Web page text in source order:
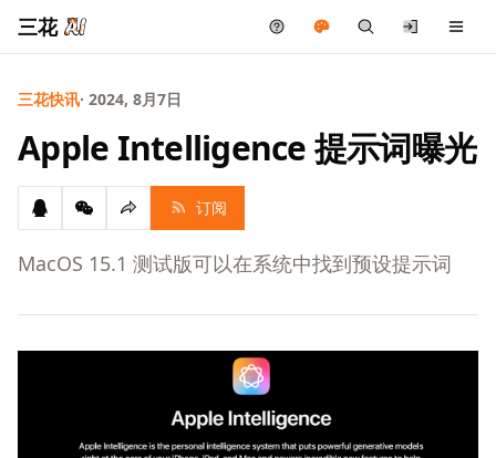
三花
三花快讯· 2024, 8月7日
Apple Intelligence 提示词曝光
订阅
MacOS 15.1 测试版可以在系统中找到预设提示词